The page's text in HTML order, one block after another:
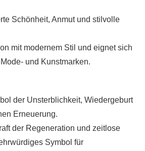
Schönheit, Anmut und stilvolle
mit modernem Stil und eignet sich
und Kunstmarken.
der Unsterblichkeit, Wiedergeburt
Erneuerung.
der Regeneration und zeitlose
Symbol für